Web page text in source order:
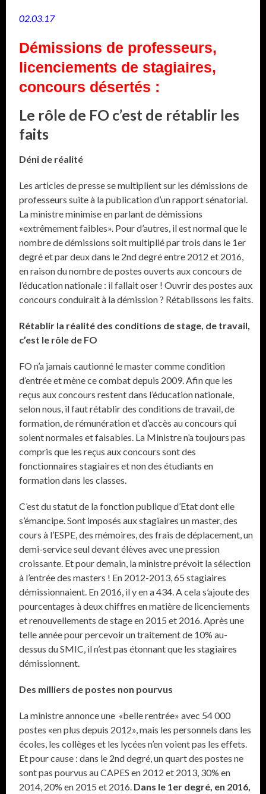
02.03.17
Démissions de professeurs,
licenciements de stagiaires,
concours désertés :
Le rôle de FO c’est de rétablir les
faits
Déni de réalité
Les articles de presse se multiplient sur les démissions de
professeurs suite à la publication d’un rapport sénatorial.
La ministre minimise en parlant de démissions
«extrêmement faibles». Pour d’autres, il est normal que le
nombre de démissions soit multiplié par trois dans le 1er
degré et par deux dans le 2nd degré entre 2012 et 2016,
en raison du nombre de postes ouverts aux concours de
l’éducation nationale : il fallait oser ! Ouvrir des postes aux
concours conduirait à la démission ? Rétablissons les faits.
Rétablir la réalité des conditions de stage, de travail,
c’est le rôle de FO
FO n’a jamais cautionné le master comme condition
d’entrée et mène ce combat depuis 2009. Afin que les
reçus aux concours restent dans l’éducation nationale,
selon nous, il faut rétablir des conditions de travail, de
formation, de rémunération et d’accès au concours qui
soient normales et faisables. La Ministre n’a toujours pas
compris que les reçus aux concours sont des
fonctionnaires stagiaires et non des étudiants en
formation dans les classes.
C’est du statut de la fonction publique d’Etat dont elle
s’émancipe. Sont imposés aux stagiaires un master, des
cours à l’ESPE, des mémoires, des frais de déplacement, un
demi-service seul devant élèves avec une pression
croissante. Et pour demain, la ministre prévoit la sélection
à l’entrée des masters ! En 2012-2013, 65 stagiaires
démissionnaient. En 2016, il y en a 434. A cela s’ajoute des
pourcentages à deux chiffres en matière de licenciements
et renouvellements de stage en 2015 et 2016. Après une
telle année pour percevoir un traitement de 10% au-
dessus du SMIC, il n’est pas étonnant que les stagiaires
démissionnent.
Des milliers de postes non pourvus
La ministre annonce une «belle rentrée» avec 54 000
postes «en plus depuis 2012», mais les personnels dans les
écoles, les collèges et les lycées n’en voient pas les effets.
Et pour cause : dans le 2nd degré, un quart des postes ne
sont pas pourvus au CAPES en 2012 et 2013, 30% en
2014, 20% en 2015 et 2016. Dans le 1 er degré, en 2016,